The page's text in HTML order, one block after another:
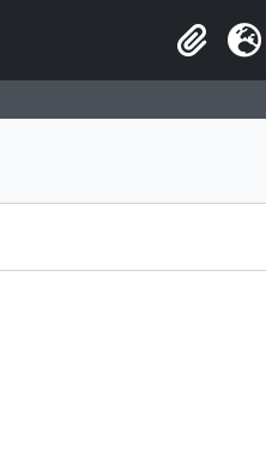
Clipboard
Idioma